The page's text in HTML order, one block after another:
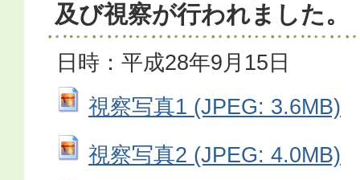
及び視察が行われました。
日時：平成28年9月15日
視察写真1 (JPEG: 3.6MB)
視察写真2 (JPEG: 4.0MB)